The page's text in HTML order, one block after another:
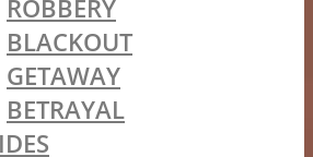
ROBBERY
BLACKOUT
GETAWAY
BETRAYAL